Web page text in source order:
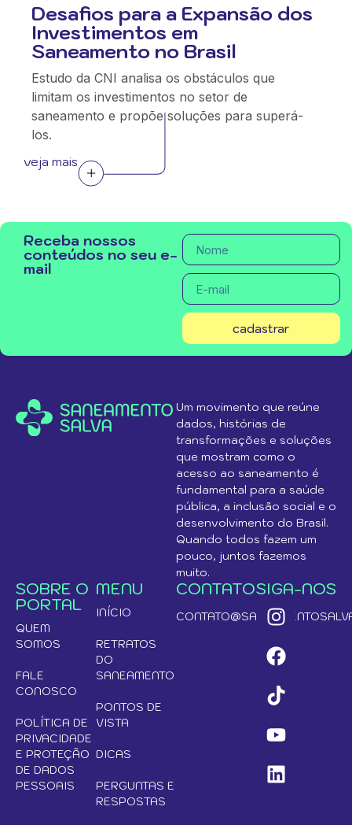
Desafios para a Expansão dos
Investimentos em
Saneamento no Brasil
Estudo da CNI analisa os obstáculos que
limitam os investimentos no setor de
saneamento e propõe soluções para superá-
los.
veja mais
Receba nossos
conteúdos no seu e-
mail
cadastrar
Um movimento que reúne
dados, histórias de
transformações e soluções
que mostram como o
acesso ao saneamento é
fundamental para a saúde
pública, a inclusão social e o
desenvolvimento do Brasil.
Quando todos fazem um
pouco, juntos fazemos
muito.
SOBRE O
PORTAL
QUEM
SOMOS
FALE
CONOSCO
POLÍTICA DE
PRIVACIDADE
E PROTEÇÃO
DE DADOS
PESSOAIS
MENU
INÍCIO
RETRATOS
DO
SANEAMENTO
PONTOS DE
VISTA
DICAS
PERGUNTAS E
RESPOSTAS
CONTATOSIGA-NOS